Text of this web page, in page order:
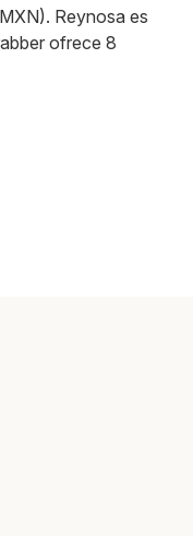
Reynosa es
ofrece 8